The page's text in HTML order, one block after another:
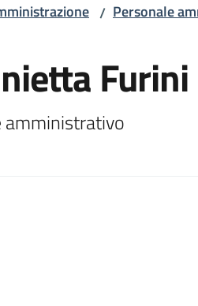
/ Personale
Furini